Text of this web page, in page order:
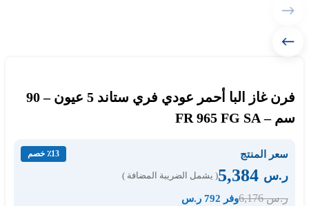
فرن غاز البا أحمر عودي فري ستاند 5 عيون – 90
سم – FR 965 FG SA
سعر المنتج ٪13 خصم
ر.س ( يشمل الضريبة المضافة )
ر.س6,176 وفر 792 ر.س